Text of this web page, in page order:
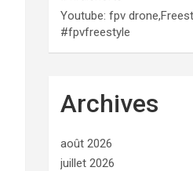
Youtube: fpv
#fpvfreestyle
Archives
août 2026
juillet 2026